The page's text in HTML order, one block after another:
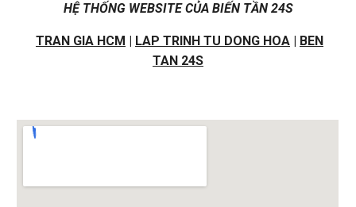
HỆ THỐNG WEBSITE CỦA BIẾN TẦN 24S
TRAN GIA HCM | LAP TRINH TU DONG HOA | BEN
TAN 24S